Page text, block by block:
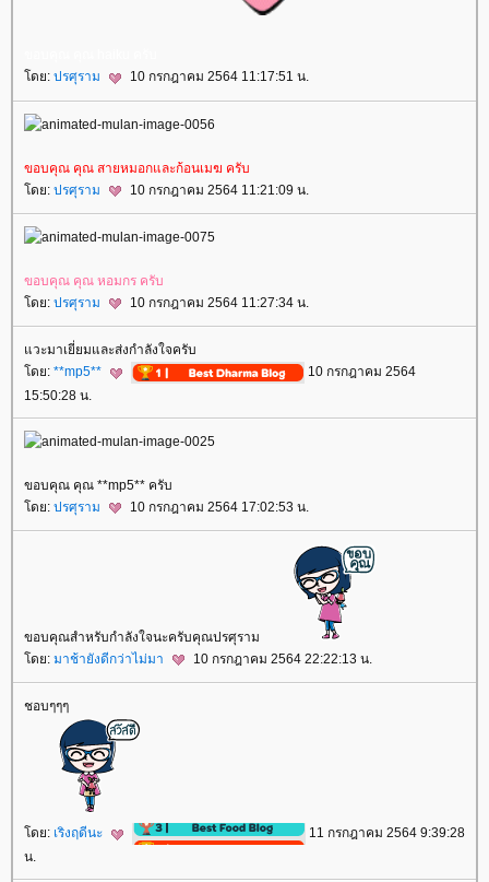
ดย: ปรศุราม 10 กรกฎาคม 2564 11:17:51 น.
ขอบคุณ คุณ สายหมอกและก้อนเมฆ ครับ
ดย: ปรศุราม 10 กรกฎาคม 2564 11:21:09 น.
ขอบคุณ คุณ หอมกร ครับ
ดย: ปรศุราม 10 กรกฎาคม 2564 11:27:34 น.
วะมาเยี่ยมและส่งกำลังใจครับ
ดย: **mp5**
10 กรกฎาคม 2564
15:50:28 น.
ขอบคุณ คุณ **mp5** ครับ
ดย: ปรศุราม 10 กรกฎาคม 2564 17:02:53 น.
ขอบคุณสำหรับกำลังใจนะครับคุณปรศุราม
ดย: มาช้ายังดีกว่าไม่มา 10 กรกฎาคม 2564 22:22:13 น.
ชอบๆๆๆ
ดย: เริงฤดีนะ
11 กรกฎาคม 2564 9:39:28
น.